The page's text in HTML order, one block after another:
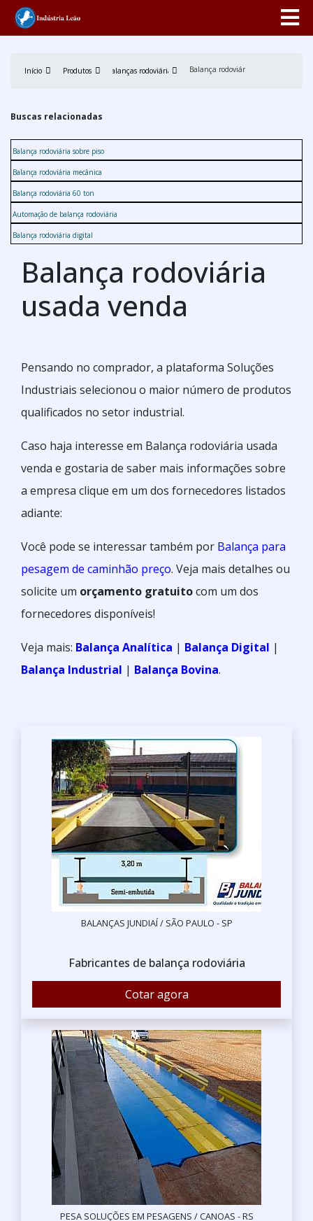
Início Produtos Balanças rodoviárias Balança rodoviária usada venda
Buscas relacionadas
Balança rodoviária sobre piso
Balança rodoviária mecânica
Balança rodoviária 60 ton
Automação de balança rodoviária
Balança rodoviária digital
Balança rodoviária
usada venda
Pensando no comprador, a plataforma Soluções
Industriais selecionou o maior número de produtos
qualificados no setor industrial.
Caso haja interesse em Balança rodoviária usada
venda e gostaria de saber mais informações sobre
a empresa clique em um dos fornecedores listados
adiante:
Você pode se interessar também por Balança para
pesagem de caminhão preço. Veja mais detalhes ou
solicite um orçamento gratuitocom um dos
fornecedores disponíveis!
Veja mais: Balança Analítica | Balança Digital |
Balança Industrial | Balança Bovina.
BALANÇAS JUNDIAÍ / SÃO PAULO - SP
Fabricantes de balança rodoviária
Cotar agora
PESA SOLUÇÕES EM PESAGENS / CANOAS - RS